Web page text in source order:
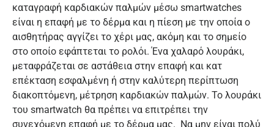
καταγραφή καρδιακών παλμών μέσω smartwatches
είναι η επαφή με το δέρμα και η πίεση με την οποία ο
αισθητήρας αγγίζει το χέρι μας, ακόμη και το σημείο
στο οποίο εφάπτεται το ρολόι. Ένα χαλαρό λουράκι,
μεταφράζεται σε αστάθεια στην επαφή και κατ
επέκταση εσφαλμένη ή στην καλύτερη περίπτωση
διακοπτόμενη, μέτρηση καρδιακών παλμών. Το λουράκι
του smartwatch θα πρέπει να επιτρέπει την
συνεχόμενη επαφή με το δέρμα μας. Να μην είναι πολύ